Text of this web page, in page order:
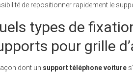
de repositionner rapidement le
types de
pour grille
façon dont un support téléphone voiture